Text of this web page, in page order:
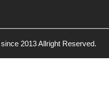
2013 Allright Reserved.